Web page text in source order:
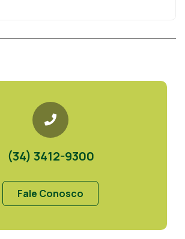
(34) 3412-9300
Fale Conosco